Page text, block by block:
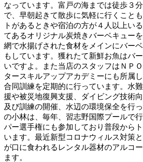
なっています。富戸の海までは徒歩３
で、早朝起きて散歩に気軽に行くこと
トがあるときや宿泊の方が４人以上い
てあるオリジナル炭焼きバーベキュー
網で水揚げされた食材をメインにバー
もしています。獲れたて新鮮お魚はバ
いですよ。また当店のスタッフはＮＰ
タースキルアップアカデミーにも所属
合同訓練を定期的に行っています。水
援や被災地復興支援、ダイビング技術
及び訓練の開催、水辺の環境保全を行
の小林は、毎年、習志野国際プールで
パー選手権にも参加しており普段から
います。最近新型コロナウィルス対策
が口に食われるレンタル器材のアルコ
ます。